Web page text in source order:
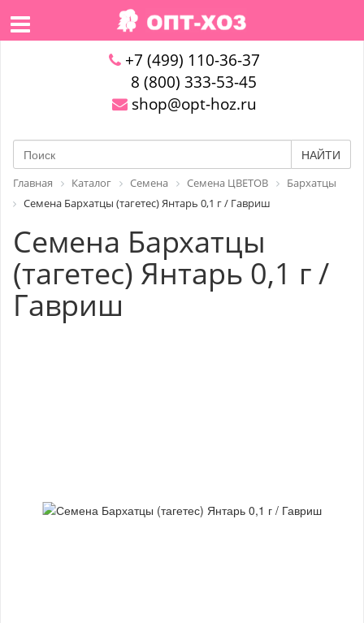
+7 (499) 110-36-37
8 (800) 333-53-45
shop@opt-hoz.ru
НАЙТИ
Главная Каталог Семена Семена ЦВЕТОВ
Бархатцы
Семена Бархатцы (тагетес) Янтарь 0,1 г / Гавриш
Семена Бархатцы
(тагетес) Янтарь 0,1 г /
Гавриш